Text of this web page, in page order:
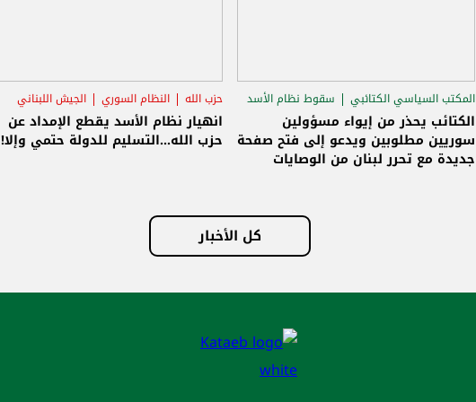
المكتب السياسي الكتائبي
سقوط نظام الأسد
الاستحقاق الرئاسي
الكتائب يحذر من إيواء مسؤولين
سوريين مطلوبين ويدعو إلى فتح صفحة
جديدة مع تحرر لبنان من الوصايات
حزب الله النظام السوري الجيش اللبناني
انهيار نظام الأسد يقطع الإمداد عن
حزب الله...التسليم للدولة حتمي وإلا!
كل الأخبار